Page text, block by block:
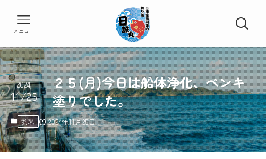
メニュー
２５(月)今日は船体浄化、ペンキ
塗りでした。
2024
11/25
釣果 2024年11月25日